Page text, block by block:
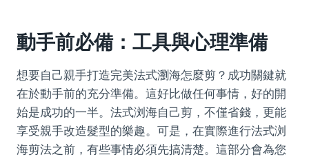
動手前必備：工具與心理準備
想要自己親手打造完美法式瀏海怎麼剪？成功關鍵就
在於動手前的充分準備。這好比做任何事情，好的開
始是成功的一半。法式浏海自己剪，不僅省錢，更能
享受親手改造髮型的樂趣。可是，在實際進行法式浏
海剪法之前，有些事情必須先搞清楚。這部分會為您